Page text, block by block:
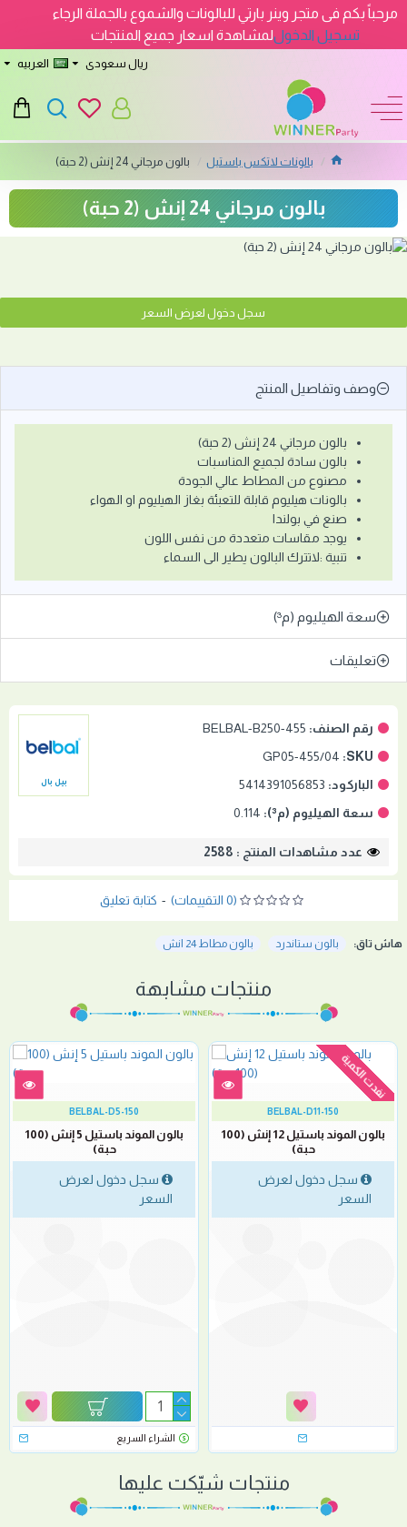
مرحباً بكم فى متجر وينر بارتي للبالونات والشموع بالجملة الرجاء
تسجيل الدخوللمشاهدة اسعار جميع المنتجات
ريال سعودى العربيه
بالونات لاتكس باستيل بالون مرجاني 24 إنش (2 حبة)
بالون مرجاني 24 إنش (2 حبة)
رقم الصنف: BELBAL-B250-455
SKU:
GP05-455/04
الباركود: 5414391056853
سعة الهيليوم (م³):
0.114
بيل بال
عدد مشاهدات المنتج : 2588
(0 التقييمات) - كتابة تعليق
سجل دخول لعرض السعر
وصف وتفاصيل المنتج
بالون مرجاني 24 إنش (2 حبة)
بالون سادة لجميع المناسبات
مصنوع من المطاط عالي الجودة
بالونات هيليوم قابلة للتعبئة بغاز الهيليوم او الهواء
صنع في بولندا
يوجد مقاسات متعددة من نفس اللون
تنبية :لاتترك البالون يطير الى السماء
سعة الهيليوم (م³)
تعليقات
هاش تاق: بالون ستاندرد بالون مطاط 24 انش
منتجات مشابهة
نفدت الكمية
BELBAL-D11-150
بالون الموند باستيل 12 إنش (100
حبة)
سجل دخول لعرض
السعر
BELBAL-D5-150
بالون الموند باستيل 5 إنش (100
حبة)
سجل دخول لعرض
السعر
الشراء السريع
منتجات شيّكت عليها